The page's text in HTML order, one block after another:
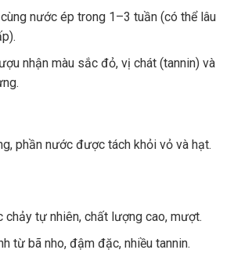
nước ép trong 1–3 tuần (có thể lâu
nhận màu sắc đỏ, vị chát (tannin) và
phần nước được tách khỏi vỏ và hạt.
chảy tự nhiên, chất lượng cao, mượt.
từ bã nho, đậm đặc, nhiều tannin.